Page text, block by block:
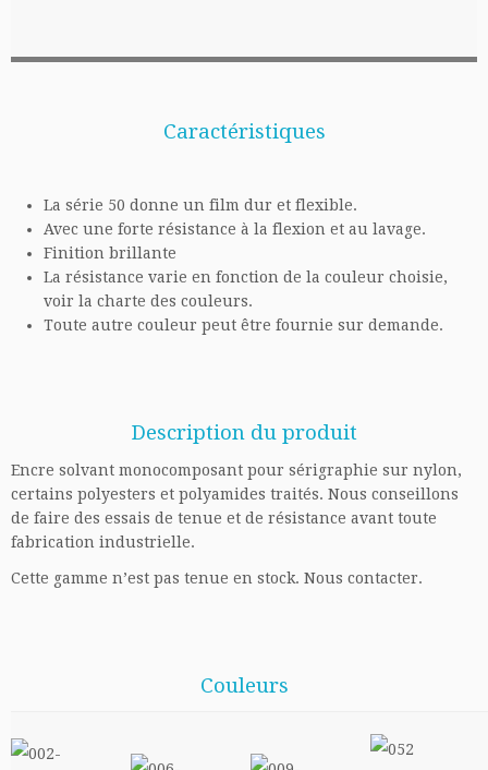
Caractéristiques
La série 50 donne un film dur et flexible.
Avec une forte résistance à la flexion et au lavage.
Finition brillante
La résistance varie en fonction de la couleur choisie,
voir la charte des couleurs.
Toute autre couleur peut être fournie sur demande.
Description du produit
Encre solvant monocomposant pour sérigraphie sur nylon,
certains polyesters et polyamides traités. Nous conseillons
de faire des essais de tenue et de résistance avant toute
fabrication industrielle.
Cette gamme n’est pas tenue en stock. Nous contacter.
Couleurs